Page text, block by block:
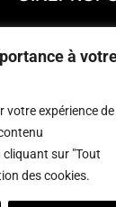
à
votre expérience de
sur "Tout
des cookies.
MENTIONS
CONDITIONS
FAQ
CONTACTEZ-